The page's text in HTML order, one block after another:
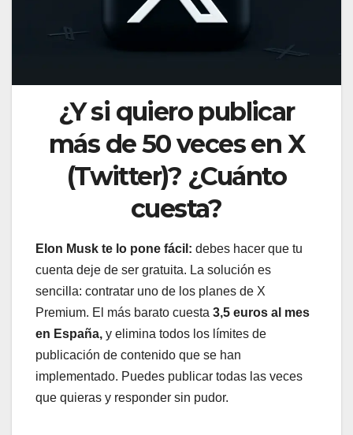
¿Y si quiero publicar
más de 50 veces en X
(Twitter)? ¿Cuánto
cuesta?
Elon Musk te lo pone fácil: debes hacer que tu
cuenta deje de ser gratuita. La solución es
sencilla: contratar uno de los planes de X
Premium. El más barato cuesta 3,5 euros al mes
en España, y elimina todos los límites de
publicación de contenido que se han
implementado. Puedes publicar todas las veces
que quieras y responder sin pudor.